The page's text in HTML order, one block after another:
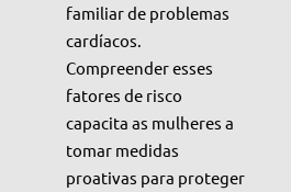
familiar de problemas
cardíacos.
Compreender esses
fatores de risco
capacita as mulheres a
tomar medidas
proativas para proteger